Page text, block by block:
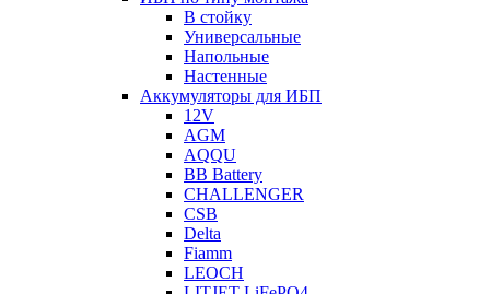
В стойку
Универсальные
Напольные
Настенные
Аккумуляторы для ИБП
12V
AGM
AQQU
BB Battery
CHALLENGER
CSB
Delta
Fiamm
LEOCH